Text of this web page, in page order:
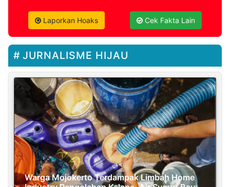
Laporkan Hoaks Cek Fakta Lain
JURNALISME HIJAU
Warga Mojokerto Terdampak Limbah Home